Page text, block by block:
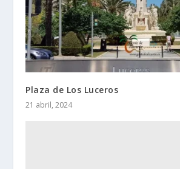
Plaza de Los Luceros
21 abril, 2024